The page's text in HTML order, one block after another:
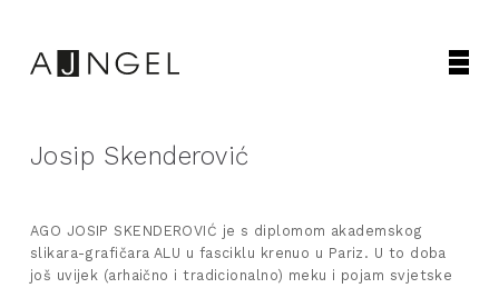
Josip Skenderović
AGO JOSIP SKENDEROVIĆ je s diplomom akademskog
slikara-grafičara ALU u fasciklu krenuo u Pariz. U to doba
još uvijek (arhaično i tradicionalno) meku i pojam svjetske